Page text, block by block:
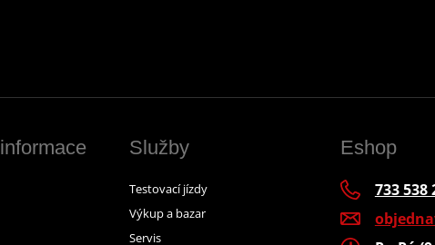
Služby
Testovací jízdy
Výkup a bazar
Servis
Eshop
733 538